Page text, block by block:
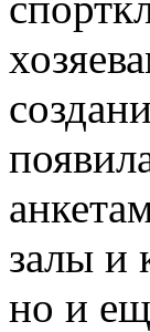
залы и
но и